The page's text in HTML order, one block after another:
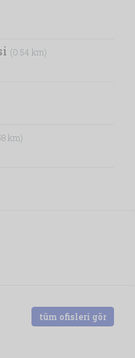
(0.54 km)
km)
tüm ofisleri gör